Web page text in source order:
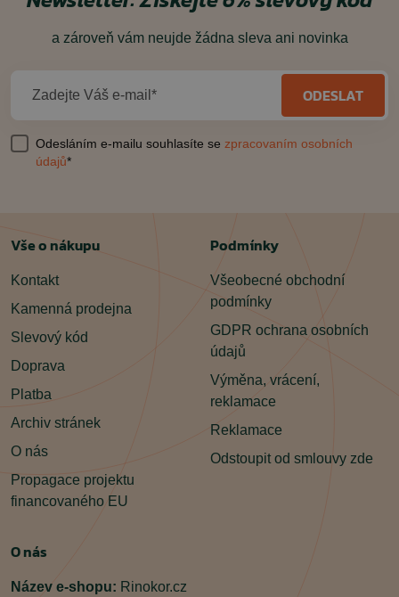
a zároveň vám neujde žádna sleva ani novinka
Zadejte Váš e-mail* ODESLAT
Odesláním e-mailu souhlasíte se zpracovaním osobních
údajů*
Vše o nákupu
Kontakt
Kamenná prodejna
Slevový kód
Doprava
Platba
Archiv stránek
O nás
Propagace projektu
financovaného EU
Podmínky
Všeobecné obchodní
podmínky
GDPR ochrana osobních
údajů
Výměna, vrácení,
reklamace
Reklamace
Odstoupit od smlouvy zde
O nás
Název e-shopu: Rinokor.cz